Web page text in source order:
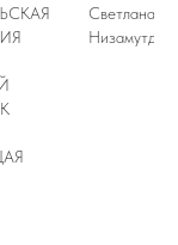
Светлана